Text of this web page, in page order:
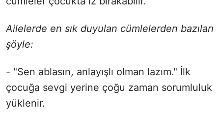
Ailelerde en sık duyulan cümlelerden bazıları
şöyle:
- "Sen ablasın, anlayışlı olman lazım." İlk
çocuğa sevgi yerine çoğu zaman sorumluluk
yüklenir.